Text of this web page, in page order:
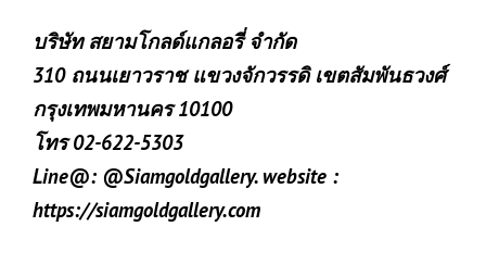
บริษัท สยามโกลด์แกลอรี่ จำกัด
310 ถนนเยาวราช แขวงจักวรรดิ เขตสัมพันธวงศ์
กรุงเทพมหานคร 10100
โทร 02-622-5303
Line@: @Siamgoldgallery. website :
https://siamgoldgallery.com